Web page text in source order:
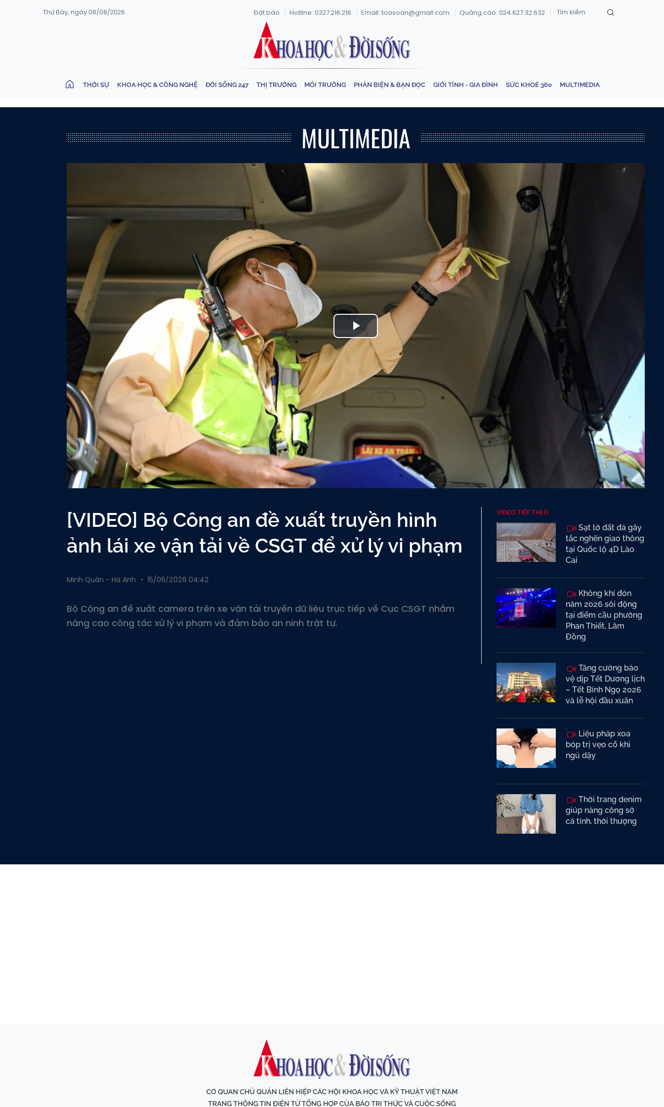
Thứ Bảy, ngày 08/08/2026 Đặt báo Hotline: 0327.216.216 Email: toasoan@gmail.com Quảng cáo: 024.627.32.632
THỜI SỰ KHOA HỌC & CÔNG NGHỆ ĐỜI SỐNG 247 THỊ TRƯỜNG MÔI TRƯỜNG PHẢN BIỆN & BẠN ĐỌC GIỚI TÍNH - GIA ĐÌNH SỨC KHOẺ 360 MULTIMEDIA
MULTIMEDIA
Play
Video
[VIDEO] Bộ Công an đề xuất truyền hình
ảnh lái xe vận tải về CSGT để xử lý vi phạm
Minh Quân - Hà Anh 15/06/2026 04:42
Bộ Công an đề xuất camera trên xe vận tải truyền dữ liệu trực tiếp về Cục CSGT nhằm
nâng cao công tác xử lý vi phạm và đảm bảo an ninh trật tự.
VIDEO TIẾP THEO
Sạt lở đất đá gây
tắc nghẽn giao thông
tại Quốc lộ 4D Lào
Cai
Không khí đón
năm 2026 sôi động
tại điểm cầu phường
Phan Thiết, Lâm
Đồng
Tăng cường bảo
vệ dịp Tết Dương lịch
– Tết Bính Ngọ 2026
và lễ hội đầu xuân
Liệu pháp xoa
bóp trị vẹo cổ khi
ngủ dậy
Thời trang denim
giúp nàng công sở
cá tính, thời thượng